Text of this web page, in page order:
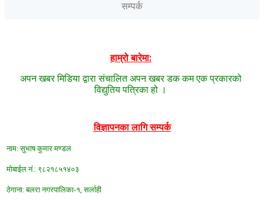
सम्पर्क
हाम्रो बारेमा:
अपन खबर मिडिया द्वारा संचालित अपन खबर डक कम एक प्रकारको
विद्युतिय पत्रिका हो ।
विज्ञापनका लागि सम्पर्क
नाम: सुभाष कुमार मण्डल
मोबाईल न‌ं.: ९८२१८५१४०३
ठेगाना: बलरा नगरपालिका-१, सर्लाही